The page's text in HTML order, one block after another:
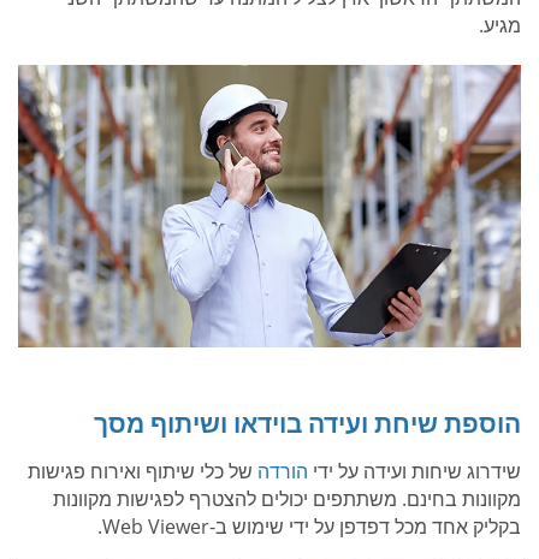
מגיע.
הוספת שיחת ועידה בוידאו ושיתוף מסך
שידרוג שיחות ועידה על ידי הורדה של כלי שיתוף ואירוח פגישות
מקוונות בחינם. משתתפים יכולים להצטרף לפגישות מקוונות
בקליק אחד מכל דפדפן על ידי שימוש ב-Web Viewer.